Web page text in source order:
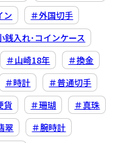
ン
＃外国切手
銭入れ･コインケース
＃山崎18年
＃換金
＃時計
＃普通切手
貨 ＃珊瑚
＃真珠
翠
＃腕時計